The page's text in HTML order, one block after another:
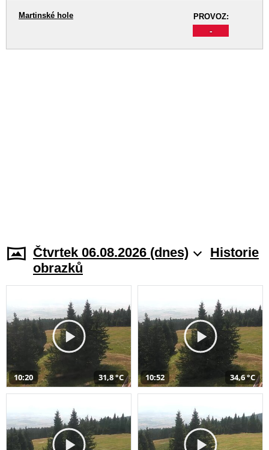
PROVOZ:
-
Martinské hole
Čtvrtek 06.08.2026 (dnes)
Historie
obrazků
10:20 31,8 °C 10:52 34,6 °C